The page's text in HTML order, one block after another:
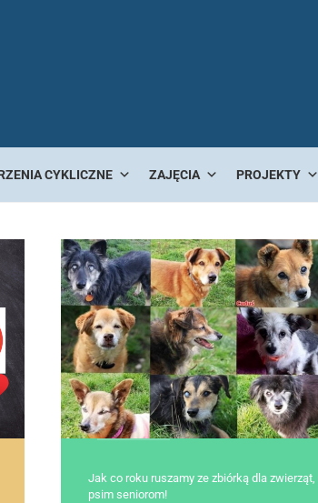
CYKLICZNE ZAJĘCIA PROJEKTY
Jak co roku ruszamy ze zbiórką dla
psim seniorom!